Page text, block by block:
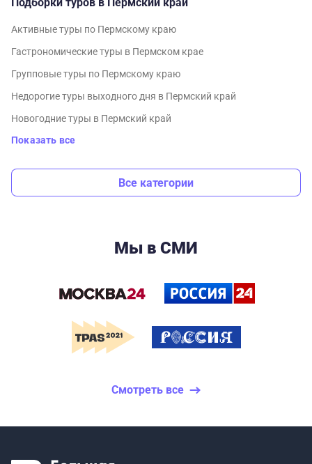
Активные туры по Пермскому краю
Гастрономические туры в Пермском крае
Групповые туры по Пермскому краю
Недорогие туры выходного дня в Пермский край
Новогодние туры в Пермский край
Показать все
Все категории
Мы в СМИ
Смотреть все